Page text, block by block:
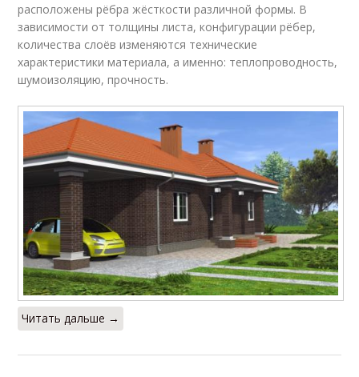
расположены рёбра жёсткости различной формы. В
зависимости от толщины листа, конфигурации рёбер,
количества слоёв изменяются технические
характеристики материала, а именно: теплопроводность,
шумоизоляцию, прочность.
Читать дальше →